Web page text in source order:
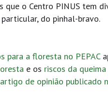
que o Centro PINUS tem
do pinhal-bravo.
para a floresta no PEPAC
e os riscos da
de opinião publicado